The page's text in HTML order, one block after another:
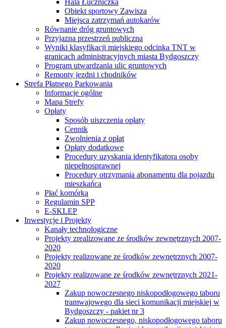
Obiekt sportowy Zawisza
Miejsca zatrzymań autokarów
Równanie dróg gruntowych
Przyjazna przestrzeń publiczna
Wyniki klasyfikacji miejskiego odcinka TNT w
granicach administracyjnych miasta Bydgoszczy
Program utwardzania ulic gruntowych
Remonty jezdni i chodników
Strefa Płatnego Parkowania
Informacje ogólne
Mapa Strefy
Opłaty
Sposób uiszczenia opłaty
Cennik
Zwolnienia z opłat
Opłaty dodatkowe
Procedury uzyskania identyfikatora osoby
niepełnosprawnej
Procedury otrzymania abonamentu dla pojazdu
mieszkańca
Płać komórką
Regulamin SPP
E-SKLEP
Inwestycje i Projekty
Kanały technologiczne
Projekty zrealizowane ze środków zewnętrznych 2007-
2020
Projekty realizowane ze środków zewnętrznych 2007-
2020
Projekty realizowane ze środków zewnętrznych 2021-
2027
Zakup nowoczesnego niskopodłogowego taboru
tramwajowego dla sieci komunikacji miejskiej w
Bydgoszczy - pakiet nr 3
Zakup nowoczesnego, niskopodłogowego taboru